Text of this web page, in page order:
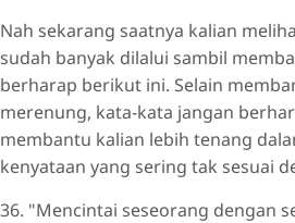
Nah sekarang saatnya kalian
sudah banyak dilalui sambil
berharap berikut ini. Selain
merenung, kata-kata jangan
membantu kalian lebih tenang
kenyataan yang sering tak sesuai
36. "Mencintai seseorang dengan